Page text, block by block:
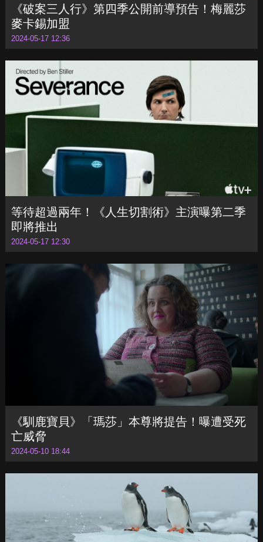
《破案三人行》第四季公開前導預告！梅麗莎
麥卡錫加盟
2024-05-17 12:36
等待超過兩年！《人生切割術》主演曝第二季
《馴鹿寶貝》「瑪莎」本尊將提告！曝遭受死
2024-05-10 18:44